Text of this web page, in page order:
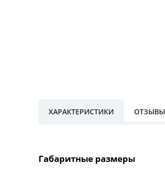
ХАРАКТЕРИСТИКИ ОТЗЫВЫ
Габаритные размеры